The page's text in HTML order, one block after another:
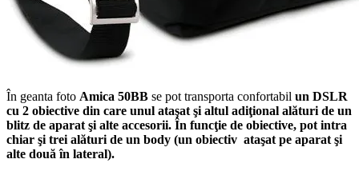
În geanta foto Amica 50BB se pot transporta confortabil un DSLR
cu 2 obiective din care unul ataşat şi altul adiţional alături de un
blitz de aparat şi alte accesorii. În funcţie de obiective, pot intra
chiar şi trei alături de un body (un obiectiv ataşat pe aparat şi
alte două în lateral).